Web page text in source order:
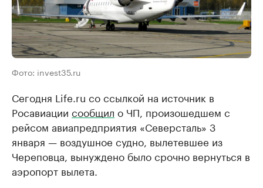
Фото: invest35.ru
Сегодня Life.ru со ссылкой на источник в
Росавиации сообщил о ЧП, произошедшем с
рейсом авиапредприятия «Северсталь» 3
января — воздушное судно, вылетевшее из
Череповца, вынуждено было срочно вернуться в
аэропорт вылета.